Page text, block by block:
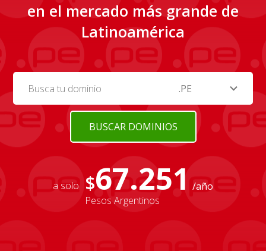
en el mercado más grande de
Latinoamérica
.PE expand_more
BUSCAR DOMINIOS
a solo $67.251 /año
Pesos Argentinos